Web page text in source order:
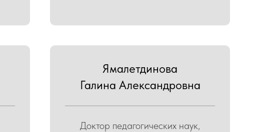
Ямалетдинова
Галина Александровна
Доктор педагогических наук,